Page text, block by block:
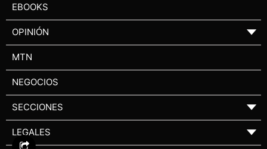
EBOOKS
OPINIÓN ▼
MTN
NEGOCIOS
SECCIONES ▼
LEGALES ▼